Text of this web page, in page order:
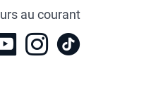
au courant